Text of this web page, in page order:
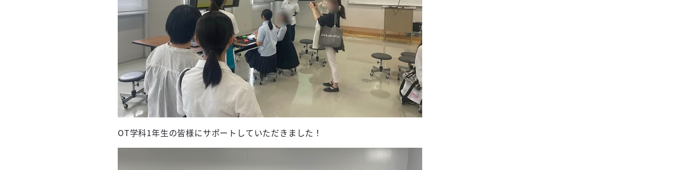
OT学科1年生の皆様にサポートしていただきました！